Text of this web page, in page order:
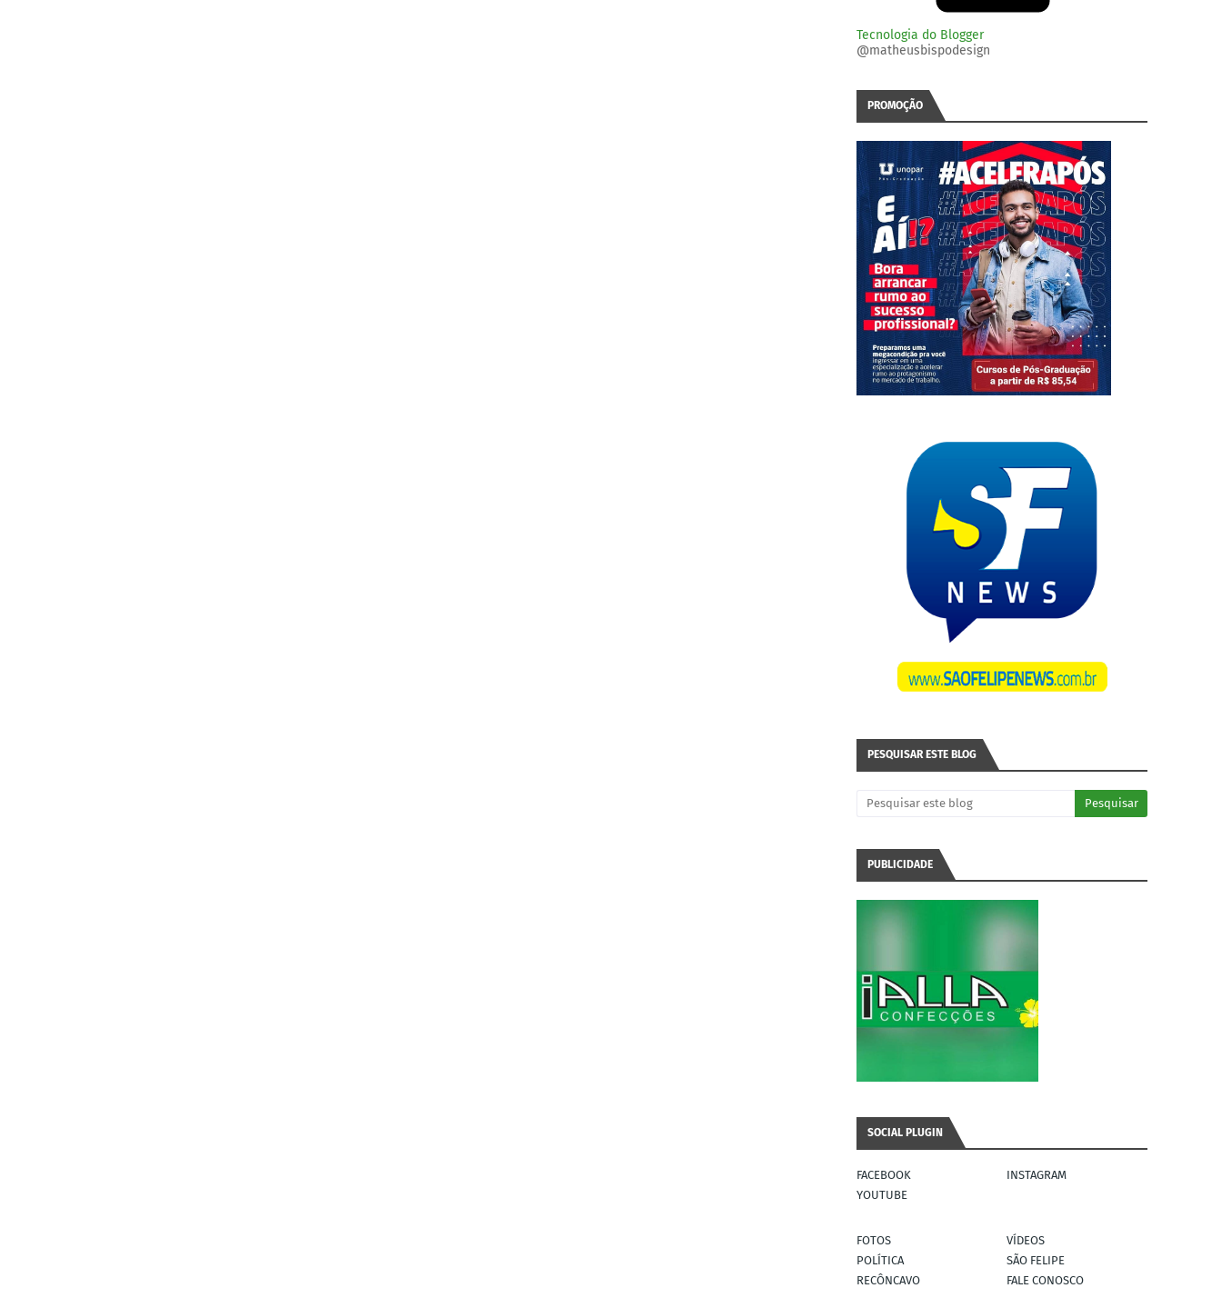
Tecnologia do Blogger
@matheusbispodesign
PROMOÇÃO
PESQUISAR ESTE BLOG
PUBLICIDADE
SOCIAL PLUGIN
FACEBOOK
INSTAGRAM
YOUTUBE
FOTOS
VÍDEOS
POLÍTICA
SÃO FELIPE
RECÔNCAVO
FALE CONOSCO